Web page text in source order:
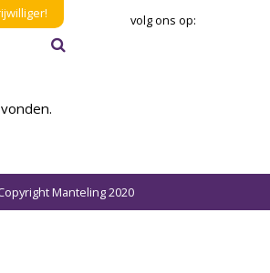
volg ons op:
Zoeken
Manteling 2020